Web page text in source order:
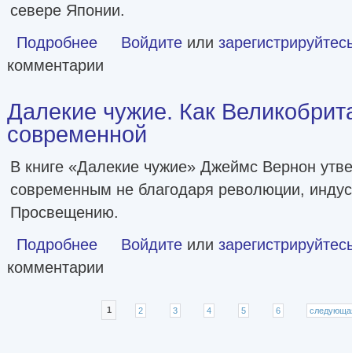
севере Японии.
Подробнее о Практика заботы. Ритуал, благополучие и старение в
Войдите или
комментарии
Далекие чужие. Как
современной
В книге «Далекие чужие» Джеймс Вернон
современным не благодаря революции,
Просвещению.
Подробнее о Далекие чужие. Как Великобритания стала
Войдите или
комментарии
1 2 3 4 5 6